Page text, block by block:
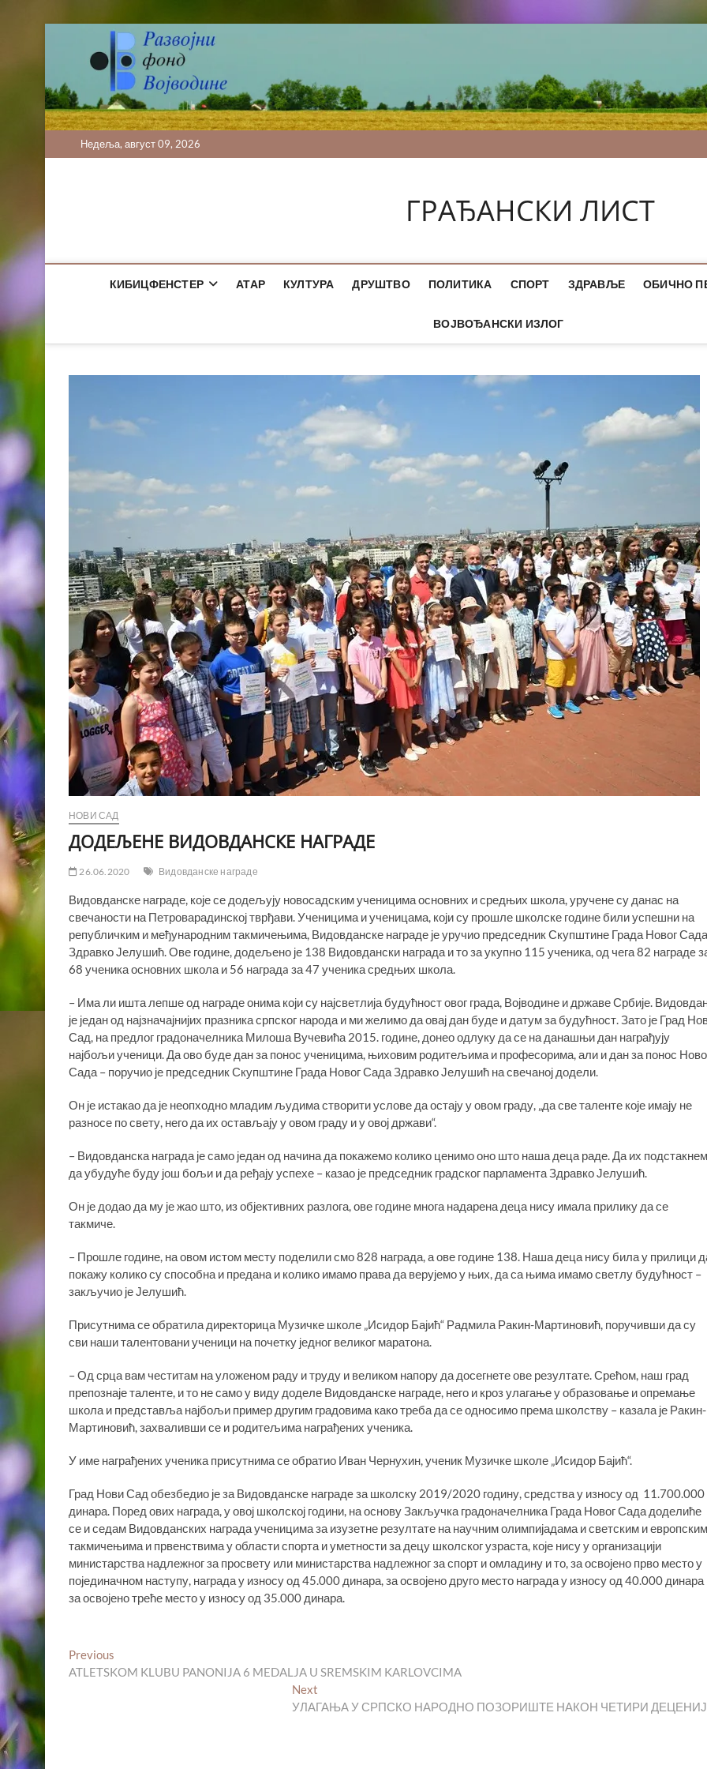
Недеља, август 09, 2026
ГРАЂАНСКИ ЛИСТ
КИБИЦФЕНСТЕР АТАР КУЛТУРА ДРУШТВО ПОЛИТИКА СПОРТ ЗДРАВЉЕ ОБИЧНО
ВОЈВОЂАНСКИ ИЗЛОГ
НОВИ САД
ДОДЕЉЕНЕ ВИДОВДАНСКЕ НАГРАДЕ
26.06.2020 Видовданске награде
Видовданске награде, које се додељују новосадским ученицима основних и средњих школа, уручене су данас на
свечаности на Петроварадинској тврђави. Ученицима и ученицама, који су прошле школске године били успешни на
републичким и међународним такмичењима, Видовданске награде је уручио председник Скупштине Града Новог Сада
Здравко Јелушић. Ове године, додељено је 138 Видовдански награда и то за укупно 115 ученика, од чега 82 наградe
68 ученика основних школа и 56 наградa за 47 ученика средњих школа.
– Има ли ишта лепше од награде онима који су најсветлија будућност овог града, Војводине и државе Србије.
је један од најзначајнијих празника српског народа и ми желимо да овај дан буде и датум за будућност. Зато је Град
Сад, на предлог градоначелника Милоша Вучевића 2015. године, донео одлуку да се на данашњи дан награђују
најбољи ученици. Да ово буде дан за понос ученицима, њиховим родитељима и професорима, али и дан за понос
Сада – поручио је председник Скупштине Града Новог Сада Здравко Јелушић на свечаној додели.
Он је истакао да је неопходно младим људима створити услове да остају у овом граду, „да све таленте које имају не
разносе по свету, него да их остављају у овом граду и у овој држави“.
– Видовданска награда је само један од начина да покажемо колико ценимо оно што наша деца раде. Да их
да убудуће буду још бољи и да ређају успехе – казао је председник градског парламента Здравко Јелушић.
Он је додао да му је жао што, из објективних разлога, ове године многа надарена деца нису имала прилику да се
такмиче.
– Прошле године, на овом истом месту поделили смо 828 награда, а ове године 138. Наша деца нису била у прилици
покажу колико су способна и предана и колико имамо права да верујемо у њих, да са њима имамо светлу будућност –
закључио је Јелушић.
Присутнима се обратила директорица Музичке школе „Исидор Бајић“ Радмила Ракин-Мартиновић, поручивши да су
сви наши талентовани ученици на почетку једног великог маратона.
– Од срца вам честитам на уложеном раду и труду и великом напору да досегнете ове резултате. Срећом, наш град
препознаје таленте, и то не само у виду доделе Видовданске награде, него и кроз улагање у образовање и опремање
школа и представља најбољи пример другим градовима како треба да се односимо према школству – казала је Ракин-
Мартиновић, захваливши се и родитељима награђених ученика.
У име награђених ученика присутнима се обратио Иван Чернухин, ученик Музичке школе „Исидор Бајић“.
Град Нови Сад обезбедио је за Видовданскe наградe за школску 2019/2020 годину, средства у износу од 11.700.000
динара. Поред ових награда, у овој школској години, на основу Закључка градоначелника Града Новог Сада доделиће
се и седам Видовданских награда ученицима за изузетне резултате на научним олимпијадама и светским и европским
такмичењима и првенствима у области спорта и уметности за децу школског узраста, које нису у организацији
министарства надлежног за просвету или министарства надлежног за спорт и омладину и то, за освојено прво место у
појединачном наступу, награда у износу од 45.000 динара, за освојено друго место награда у износу од 40.000 динара
за освојено треће место у износу од 35.000 динара.
Кретање
чланка
Previous
post:
ATLETSKOM KLUBU PANONIJA 6 MEDALJA U SREMSKIM KARLOVCIMA
Next
post:
УЛАГАЊА У СРПСКО НАРОДНО ПОЗОРИШТЕ НАКОН ЧЕТИРИ